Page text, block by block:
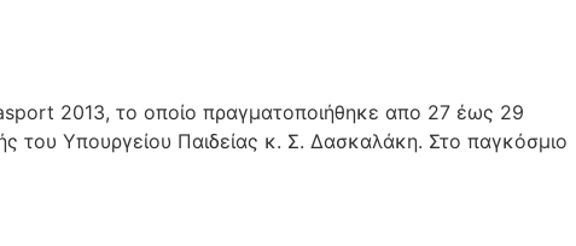
2013, το οποίο πραγματοποιήθηκε απο 27 έως 29
του Yπουργείου Παιδείας κ. Σ. Δασκαλάκη. Στο παγκόσμιο